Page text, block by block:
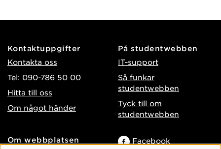
Kontaktuppgifter
Kontakta oss
Tel: 090-786 50 00
Hitta till oss
Om något händer
På studentwebben
IT-support
Så funkar
studentwebben
Tyck till om
studentwebben
Om webbplatsen
Facebook